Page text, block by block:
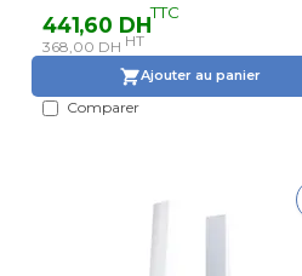
441,60 DHTTC
368,00 DH HT
Ajouter au panier
Comparer